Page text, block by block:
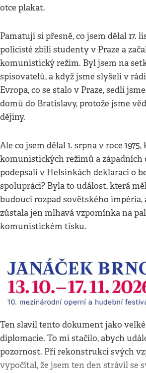
otce plakat.
Pamatuji si přesně, co jsem dělal 17.
policisté zbili studenty v Praze a
komunistický režim. Byl jsem na
spisovatelů, a když jsme slyšeli v
Evropa, co se stalo v Praze, sedli
domů do Bratislavy, protože jsme
dějiny.
Ale co jsem dělal 1. srpna v roce
komunistických režimů a západních
podepsali v Helsinkách deklaraci o
spolupráci? Byla to událost, která
budoucí rozpad sovětského impéria,
zůstala jen mlhavá vzpomínka na
komunistickém tisku.
Ten slavil tento dokument jako
diplomacie. To mi stačilo, abych
pozornost. Při rekonstrukci svých
vypočítal, že jsem ten den strávil se